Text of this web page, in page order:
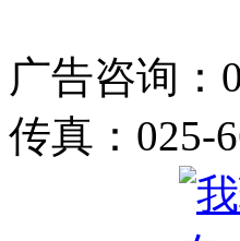
广告咨询：
传真：025-